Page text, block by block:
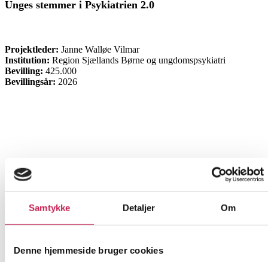
Samtykke Detaljer Om
Denne hjemmeside bruger cookies
Unges stemmer i Psykiatrien 2.0
Projektleder: Janne Walløe Vilmar
Institution: Region Sjællands Børne og ungdomspsykiatri
Bevilling: 425.000
Bevillingsår: 2026